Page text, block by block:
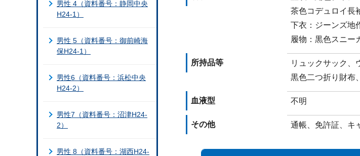
茶色コデュロイ長
下衣：ジーンズ地
履物：黒色スニー
所持品等
リュックサック、
黒色二つ折り財布、
血液型 不明
その他 通帳、免許証、キ
男性 4（資料番号：静岡中央
H24-1）
男性 5（資料番号：御前崎海
保H24-1）
男性6（資料番号：浜松中央
H24-2）
男性7（資料番号：沼津H24-
2）
男性 8（資料番号：湖西H24-